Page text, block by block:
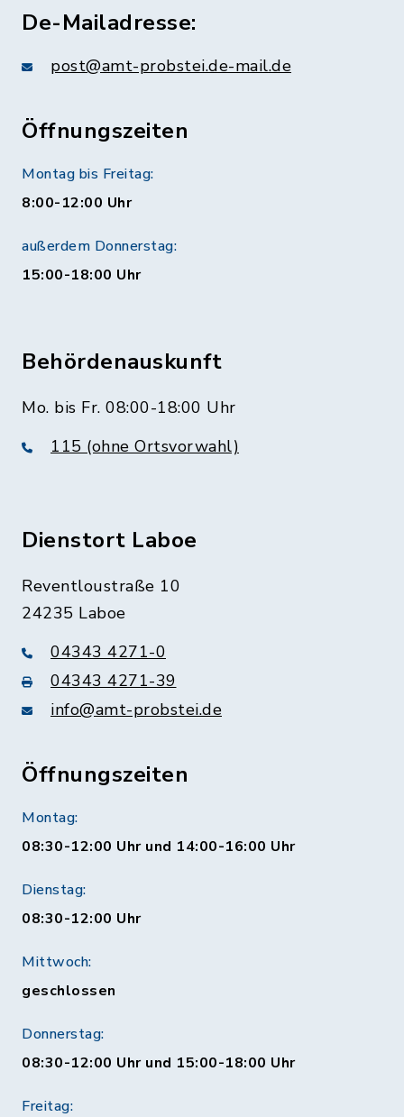
De-Mailadresse:
post@amt-probstei.de-mail.de
Öffnungszeiten
Montag bis Freitag:
8:00-12:00 Uhr
außerdem Donnerstag:
15:00-18:00 Uhr
Behördenauskunft
Mo. bis Fr. 08:00-18:00 Uhr
115 (ohne Ortsvorwahl)
Dienstort Laboe
Reventloustraße 10
24235 Laboe
04343 4271-0
04343 4271-39
info@amt-probstei.de
Öffnungszeiten
Montag:
08:30-12:00 Uhr und 14:00-16:00 Uhr
Dienstag:
08:30-12:00 Uhr
Mittwoch:
geschlossen
Donnerstag:
08:30-12:00 Uhr und 15:00-18:00 Uhr
Freitag: